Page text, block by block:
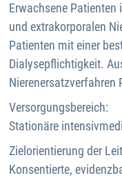
Erwachsene
und extrakorporalen
Patienten mit einer
Dialysepflichtigkeit.
Nierenersatzverfahren
Versorgungsbereich:
Stationäre
Zielorientierung der
Konsentierte,